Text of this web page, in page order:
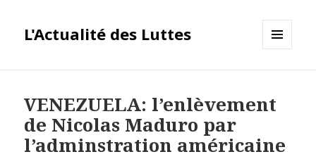
L'Actualité des Luttes
VENEZUELA: l’enlèvement
de Nicolas Maduro par
l’adminstration américaine